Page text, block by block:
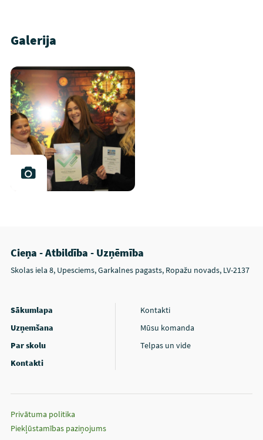
Galerija
Cieņa - Atbildība - Uzņēmība
Skolas iela 8, Upesciems, Garkalnes pagasts, Ropažu novads, LV-2137
Sākumlapa
Uzņemšana
Par skolu
Kontakti
Kontakti
Mūsu komanda
Telpas un vide
Privātuma politika
Piekļūstamības paziņojums